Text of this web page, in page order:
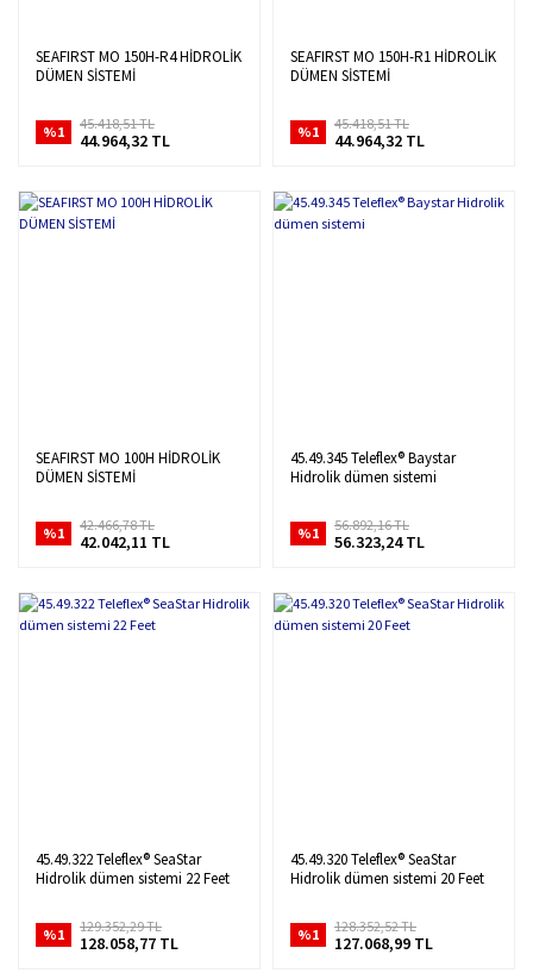
SEAFIRST MO 150H-R4 HİDROLİK
DÜMEN SİSTEMİ
%1 45.418,51 TL
44.964,32 TL
SEAFIRST MO 150H-R1 HİDROLİK
DÜMEN SİSTEMİ
%1 45.418,51 TL
44.964,32 TL
SEAFIRST MO 100H HİDROLİK
DÜMEN SİSTEMİ
%1 42.466,78 TL
42.042,11 TL
45.49.345 Teleflex® Baystar
Hidrolik dümen sistemi
%1 56.892,16 TL
56.323,24 TL
45.49.322 Teleflex® SeaStar
Hidrolik dümen sistemi 22 Feet
%1 129.352,29 TL
128.058,77 TL
45.49.320 Teleflex® SeaStar
Hidrolik dümen sistemi 20 Feet
%1 128.352,52 TL
127.068,99 TL